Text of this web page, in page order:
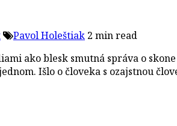
Pavol Holeštiak 2 min read
ako blesk smutná správa o
Išlo o človeka s ozajstnou